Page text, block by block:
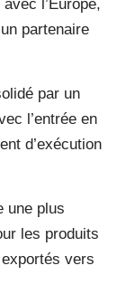
l’Europe,
partenaire
par un
l’entrée en
d’exécution
une plus
les produits
vers